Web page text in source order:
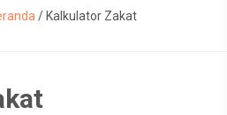
/ Kalkulator Zakat